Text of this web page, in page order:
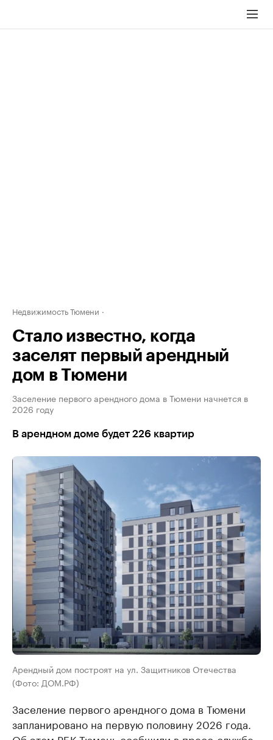
Недвижимость Тюмени
Стало известно, когда
заселят первый арендный
дом в Тюмени
Заселение первого арендного дома в Тюмени начнется в
2026 году
В арендном доме будет 226 квартир
Арендный дом построят на ул. Защитников Отечества
(Фото: ДОМ.РФ)
Заселение первого арендного дома в Тюмени
запланировано на первую половину 2026 года.